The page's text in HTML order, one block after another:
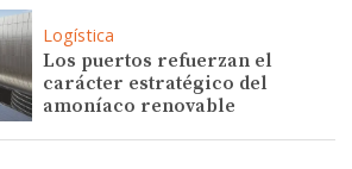
Logística
Los puertos refuerzan el
carácter estratégico del
amoníaco renovable